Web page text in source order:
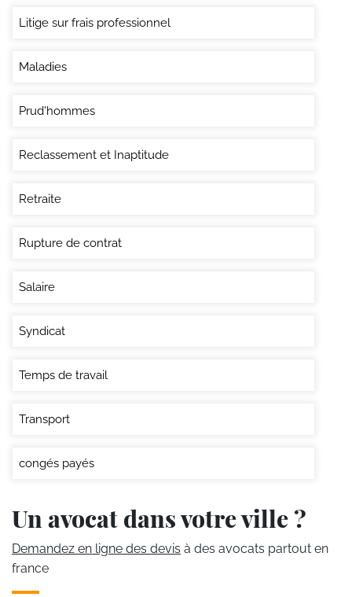
Litige sur frais professionnel
Maladies
Prud'hommes
Reclassement et Inaptitude
Retraite
Rupture de contrat
Salaire
Syndicat
Temps de travail
Transport
congés payés
Un avocat dans votre ville ?
Demandez en ligne des devis à des avocats partout en
france